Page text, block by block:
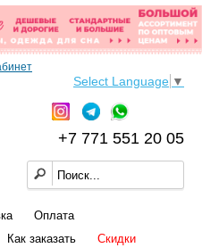
Select Language ▼
+7 771 551 20 05
Оплата
Как заказать Скидки